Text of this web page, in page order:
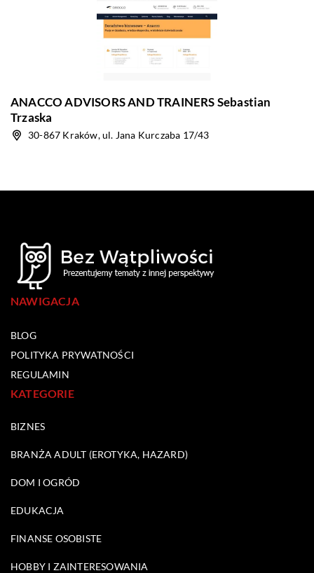
ANACCO ADVISORS AND TRAINERS Sebastian
Trzaska
30-867 Kraków, ul. Jana Kurczaba 17/43
NAWIGACJA
BLOG
POLITYKA PRYWATNOŚCI
REGULAMIN
KATEGORIE
BIZNES
BRANŻA ADULT (EROTYKA, HAZARD)
DOM I OGRÓD
EDUKACJA
FINANSE OSOBISTE
HOBBY I ZAINTERESOWANIA